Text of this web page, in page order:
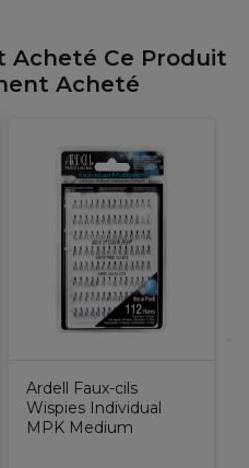
Acheté Ce Produit
Acheté
Ardell Faux-cils
Wispies Individual
MPK Medium